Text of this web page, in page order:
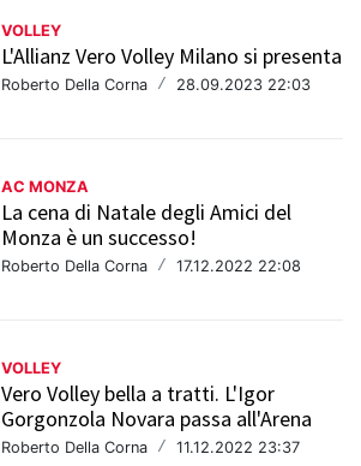
VOLLEY
L'Allianz Vero Volley Milano si presenta
Roberto Della Corna / 28.09.2023 22:03
AC MONZA
La cena di Natale degli Amici del
Monza è un successo!
Roberto Della Corna / 17.12.2022 22:08
VOLLEY
Vero Volley bella a tratti. L'Igor
Gorgonzola Novara passa all'Arena
Roberto Della Corna / 11.12.2022 23:37